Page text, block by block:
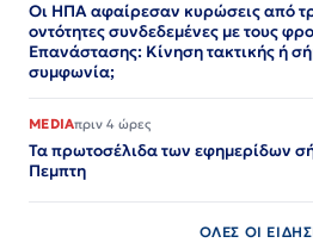
Οι ΗΠΑ αφαίρεσαν κυρώσεις από
οντότητες συνδεδεμένες με τους
Επανάστασης: Κίνηση τακτικής ή
συμφωνία;
MEDIAπριν 4 ώρες
Τα πρωτοσέλιδα των εφημερίδων
Πεμπτη
ΟΛΕΣ ΟΙ